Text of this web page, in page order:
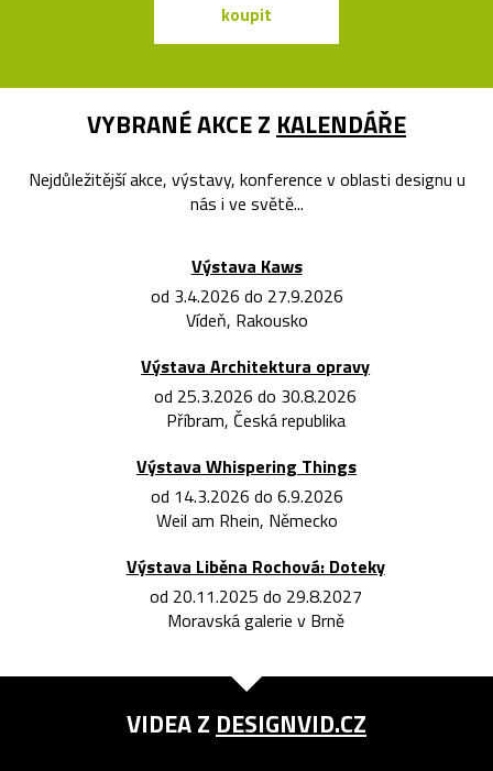
koupit
VYBRANÉ AKCE Z KALENDÁŘE
Nejdůležitější akce, výstavy, konference v oblasti designu u
nás i ve světě...
Výstava Kaws
od 3.4.2026 do 27.9.2026
Vídeň, Rakousko
Výstava Architektura opravy
od 25.3.2026 do 30.8.2026
Příbram, Česká republika
Výstava Whispering Things
od 14.3.2026 do 6.9.2026
Weil am Rhein, Německo
Výstava Liběna Rochová: Doteky
od 20.11.2025 do 29.8.2027
Moravská galerie v Brně
VIDEA Z DESIGNVID.CZ